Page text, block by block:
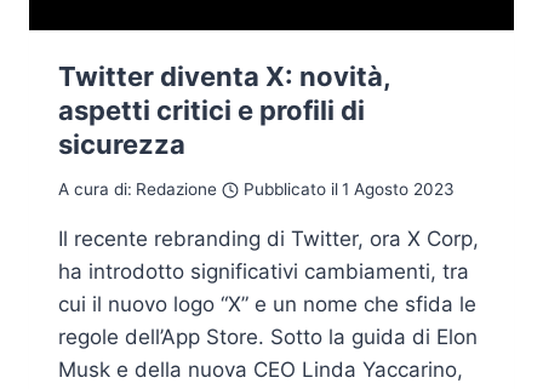
Twitter diventa X: novità,
aspetti critici e profili di
sicurezza
A cura di: Redazione Pubblicato il1 Agosto 2023
Il recente rebranding di Twitter, ora X Corp,
ha introdotto significativi cambiamenti, tra
cui il nuovo logo “X” e un nome che sfida le
regole dell’App Store. Sotto la guida di Elon
Musk e della nuova CEO Linda Yaccarino,